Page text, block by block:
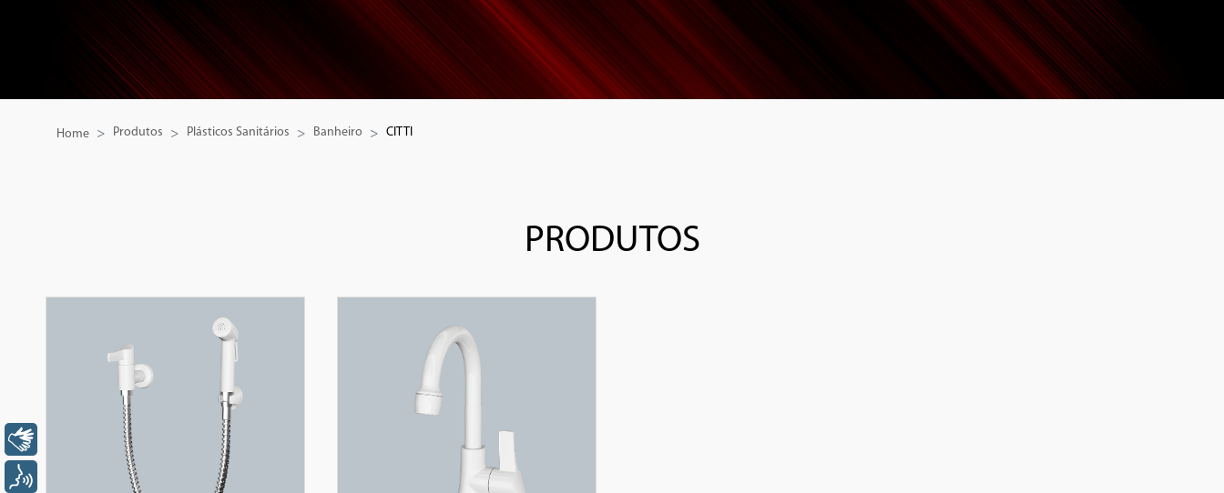
Home Produtos Plásticos Sanitários Banheiro CITTI
PRODUTOS